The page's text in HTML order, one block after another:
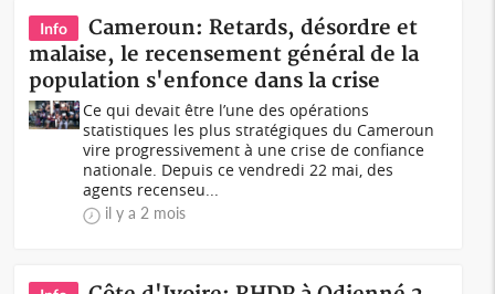
Info
Cameroun: Retards, désordre et
malaise, le recensement général de la
population s'enfonce dans la crise
Ce qui devait être l’une des opérations
statistiques les plus stratégiques du Cameroun
vire progressivement à une crise de confiance
nationale. Depuis ce vendredi 22 mai, des
agents recenseu...
il y a 2 mois